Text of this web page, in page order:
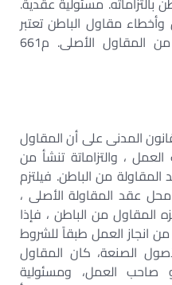
مقاول الباطن تعتبر
بالنسبة لصاحب العمل صادرة من المقاول الأصلى. م661
المادة 661 من القانون المدنى على أن المقاول
، والتزاماتة تنشأ من
من الباطن. فيلتزم
عقد المقاولة الأصلى ،
المقاول من الباطن ، فإذا
انجاز العمل طبقاً للشروط
الصنعة، كان المقاول
العمل، ومسئولية